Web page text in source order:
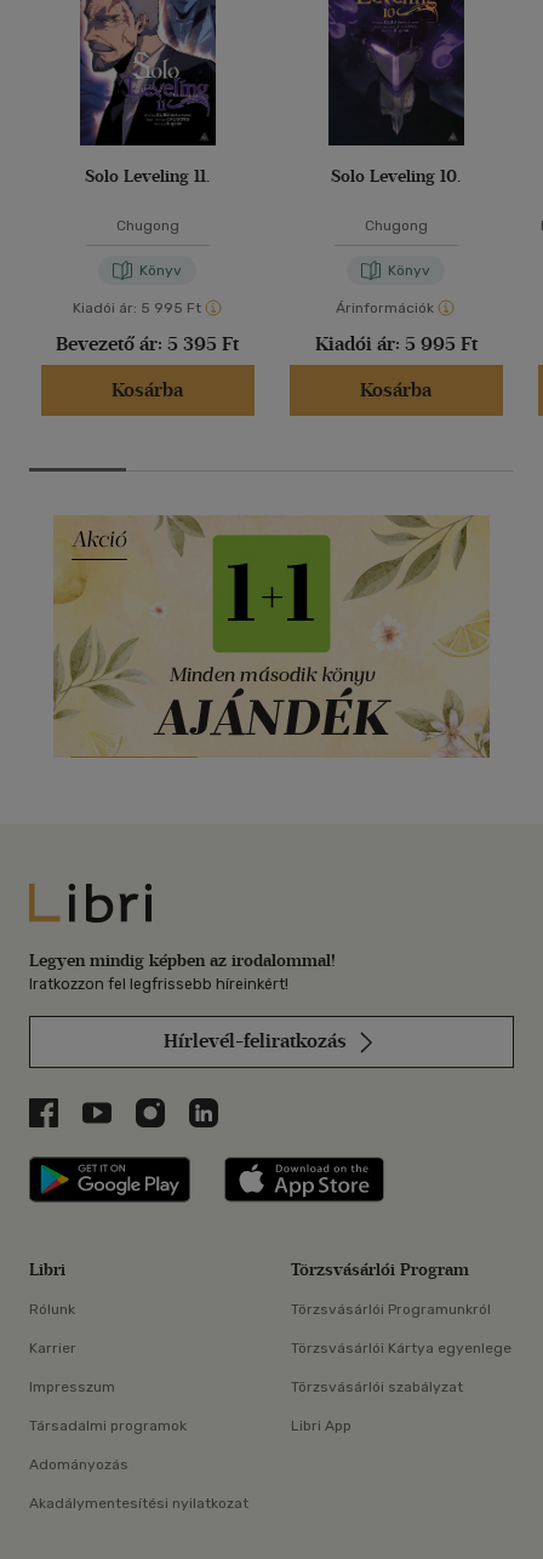
Solo Leveling 11.
Chugong
Könyv
Kiadói ár: 5 995 Ft
Bevezető ár: 5 395 Ft
Kosárba
Solo Leveling 10.
Chugong
Könyv
Árinformációk
Kiadói ár: 5 995 Ft
Kosárba
Libri
Legyen mindig képben az irodalommal!
Iratkozzon fel legfrissebb híreinkért!
Hírlevél-feliratkozás
Libri a Facebookon
Libri a Youtube-on
Libri az Instagramon
Libri a LinkedInen
Libri applikáció Szerezd meg: Google
Libri
Rólunk
Karrier
Impresszum
Társadalmi programok
Adományozás
Akadálymentesítési nyilatkozat
Törzsvásárlói Program
Törzsvásárlói Programunkról
Törzsvásárlói Kártya egyenlege
Törzsvásárlói szabályzat
Libri App